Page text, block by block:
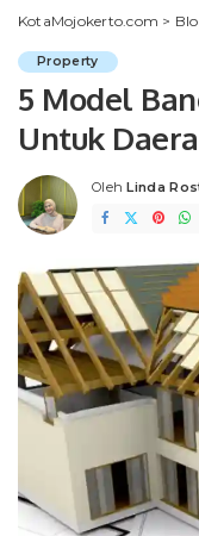
KotaMojokerto.com >
Property
5 Model
Untuk
Posted
by
Oleh Linda